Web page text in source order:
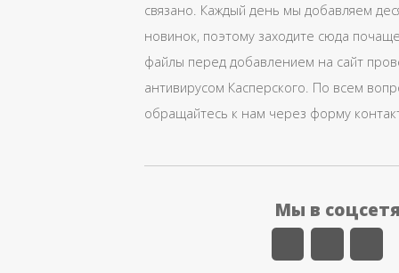
связано. Каждый день мы добавляем
новинок, поэтому заходите сюда
файлы перед добавлением на сайт
антивирусом Касперского. По всем
обращайтесь к нам через форму
Мы в